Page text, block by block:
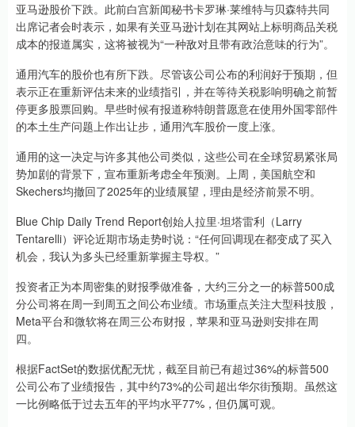
亚马逊股价下跌。此前白宫新闻秘书卡罗琳·莱维特与贝森特共同
出席记者会时表示，如果有关亚马逊计划在其网站上标明商品关税
成本的报道属实，这将被视为“一种敌对且带有政治意味的行为”。
通用汽车的股价也有所下跌。尽管该公司公布的利润好于预期，但
表示正在重新评估未来的业绩指引，并在等待关税影响明确之前暂
停更多股票回购。早些时候有报道称特朗普愿意在使用外国零部件
的本土生产问题上作出让步，通用汽车股价一度上涨。
通用的这一决定与许多其他公司类似，这些公司在全球贸易紧张局
势加剧的背景下，宣布重新考虑全年预测。上周，美国航空和
Skechers均撤回了2025年的业绩展望，理由是经济前景不明。
Blue Chip Daily Trend Report创始人拉里·坦塔雷利（Larry
Tentarelli）评论近期市场走势时说：“任何回调现在都变成了买入
机会，我认为多头已经重新掌握主导权。”
投资者正为本周密集的财报季做准备，大约三分之一的标普500成
分公司将在周一到周五之间公布业绩。市场重点关注大型科技股，
Meta平台和微软将在周三公布财报，苹果和亚马逊则安排在周
四。
根据FactSet的数据优配无忧，截至目前已有超过36%的标普500
公司公布了业绩报告，其中约73%的公司超出华尔街预期。虽然这
一比例略低于过去五年的平均水平77%，但仍属可观。